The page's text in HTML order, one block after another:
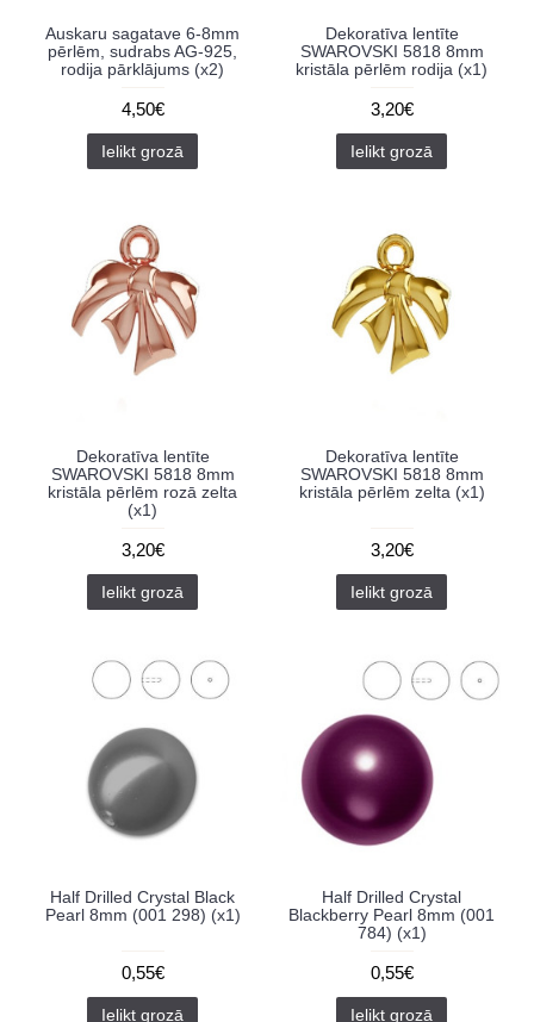
Auskaru sagatave 6-8mm
pērlēm, sudrabs AG-925,
rodija pārklājums (x2)
4,50€
Ielikt grozā
Dekoratīva lentīte
SWAROVSKI 5818 8mm
kristāla pērlēm rodija (x1)
3,20€
Ielikt grozā
Dekoratīva lentīte
SWAROVSKI 5818 8mm
kristāla pērlēm rozā zelta
(x1)
3,20€
Ielikt grozā
Dekoratīva lentīte
SWAROVSKI 5818 8mm
kristāla pērlēm zelta (x1)
3,20€
Ielikt grozā
Half Drilled Crystal Black
Pearl 8mm (001 298) (x1)
0,55€
Ielikt grozā
Half Drilled Crystal
Blackberry Pearl 8mm (001
784) (x1)
0,55€
Ielikt grozā